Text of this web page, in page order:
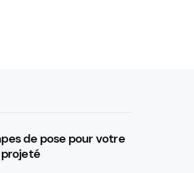
de pose pour votre